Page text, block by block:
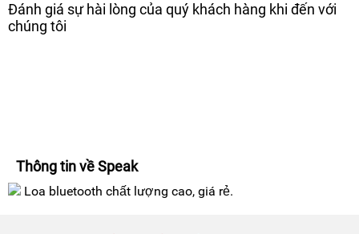
Đánh giá sự hài lòng của quý khách hàng khi đến với
chúng tôi
Thông tin về Speak
Loa bluetooth chất lượng cao, giá rẻ.